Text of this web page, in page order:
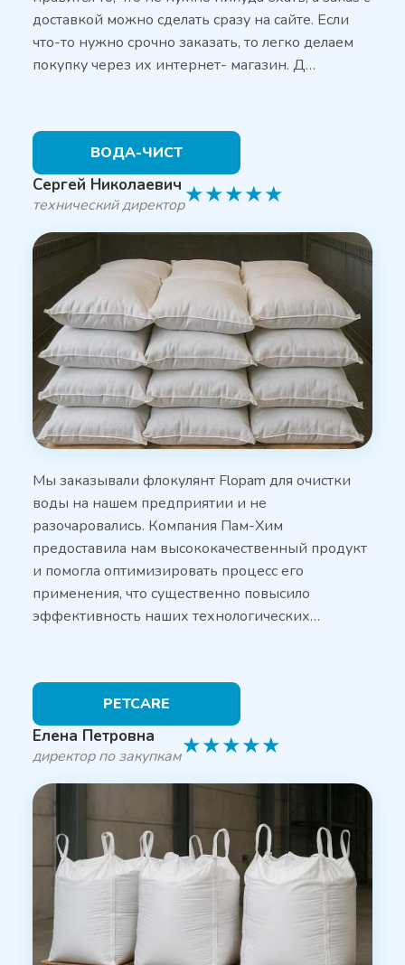
доставкой можно сделать сразу на сайте. Если
что-то нужно срочно заказать, то легко делаем
покупку через их интернет- магазин. Д…
ВОДА-ЧИСТ
Сергей Николаевич
технический директор★★★★★
Мы заказывали флокулянт Flopam для очистки
воды на нашем предприятии и не
разочаровались. Компания Пам-Хим
предоставила нам высококачественный продукт
и помогла оптимизировать процесс его
применения, что существенно повысило
эффективность наших технологических…
PETCARE
Елена Петровна
директор по закупкам★★★★★